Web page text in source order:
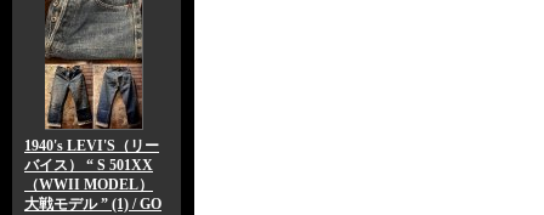
1940's LEVI'S（リー
バイス） “ S 501XX
（WWII MODEL）
大戦モデル ” (1) / GO